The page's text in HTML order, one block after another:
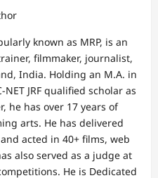
known as MRP, is an
filmmaker, journalist,
India. Holding an M.A. in
JRF qualified scholar as
he has over 17 years of
arts. He has delivered
acted in 40+ films, web
also served as a judge at
He is Dedicated